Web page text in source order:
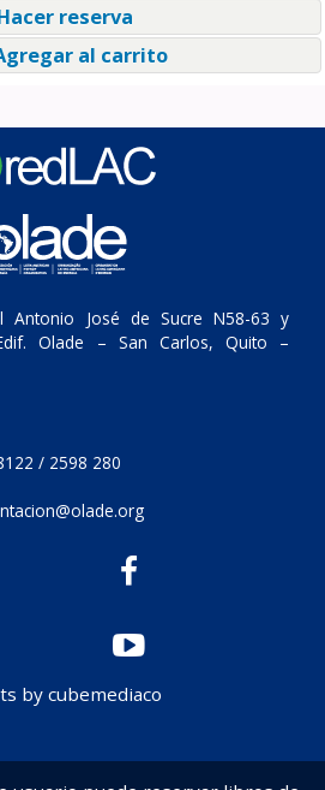
reserva
al carrito
Antonio José de Sucre N58-63 y
Olade – San Carlos, Quito –
/ 2598 280
by cubemediaco